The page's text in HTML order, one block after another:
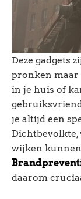
Deze gadgets
pronken maar
in je huis of
je altijd een
Dichtbevolkte,
wijken
daarom